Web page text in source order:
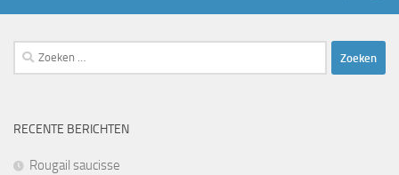
Zoeken
naar:
RECENTE BERICHTEN
Rougail saucisse